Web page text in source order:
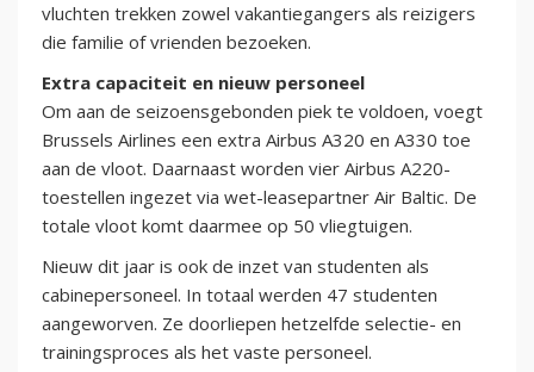
vluchten trekken zowel vakantiegangers als reizigers
die familie of vrienden bezoeken.
Extra capaciteit en nieuw personeel
Om aan de seizoensgebonden piek te voldoen, voegt
Brussels Airlines een extra Airbus A320 en A330 toe
aan de vloot. Daarnaast worden vier Airbus A220-
toestellen ingezet via wet-leasepartner Air Baltic. De
totale vloot komt daarmee op 50 vliegtuigen.
Nieuw dit jaar is ook de inzet van studenten als
cabinepersoneel. In totaal werden 47 studenten
aangeworven. Ze doorliepen hetzelfde selectie- en
trainingsproces als het vaste personeel.